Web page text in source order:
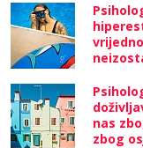
nas
zbog